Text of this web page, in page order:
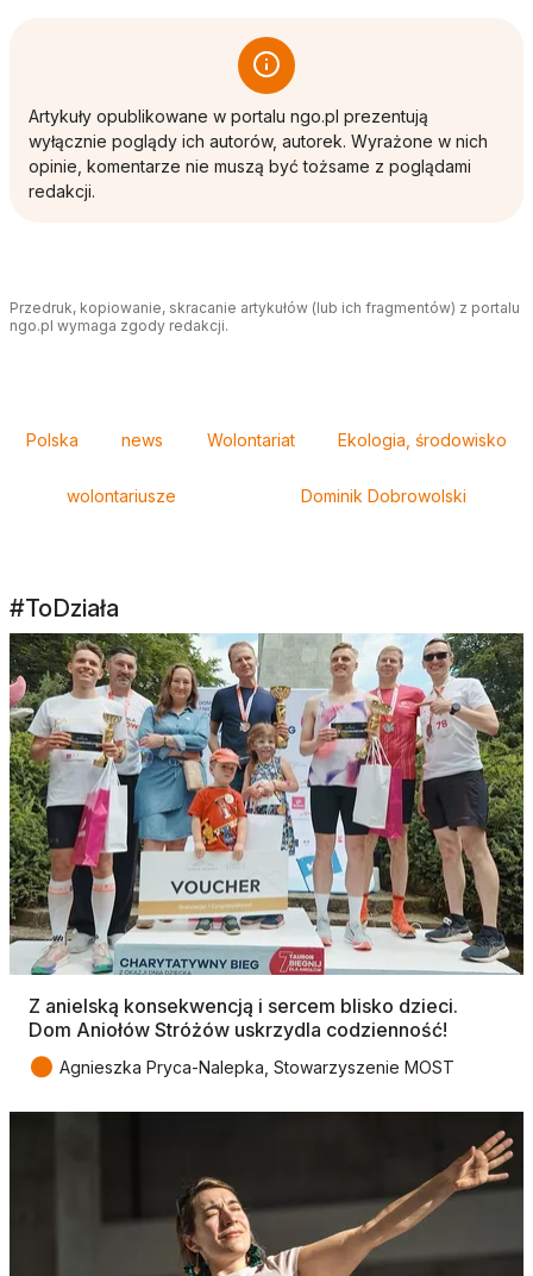
Artykuły opublikowane w portalu ngo.pl prezentują
wyłącznie poglądy ich autorów, autorek. Wyrażone w nich
opinie, komentarze nie muszą być tożsame z poglądami
redakcji.
Przedruk, kopiowanie, skracanie artykułów (lub ich fragmentów) z portalu
ngo.pl wymaga zgody redakcji.
Polska news Wolontariat Ekologia, środowisko
wolontariusze Dominik Dobrowolski
#ToDziała
Z anielską konsekwencją i sercem blisko dzieci.
Dom Aniołów Stróżów uskrzydla codzienność!
● Agnieszka Pryca-Nalepka, Stowarzyszenie MOST